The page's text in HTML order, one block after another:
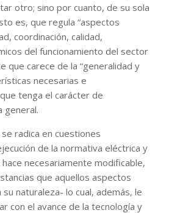
otro; sino por cuanto, de su sola
es, que regula “aspectos
coordinación, calidad,
del funcionamiento del sector
que carece de la “generalidad y
necesarias e
tenga el carácter de
general.
radica en cuestiones
de la normativa eléctrica y
necesariamente modificable,
que aquellos aspectos
naturaleza- lo cual, además, le
con el avance de la tecnología y